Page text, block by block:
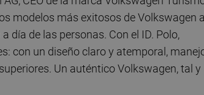
modelos más exitosos de Volkswagen
día de las personas. Con el ID. Polo,
con un diseño claro y atemporal,
Un auténtico Volkswagen, tal y